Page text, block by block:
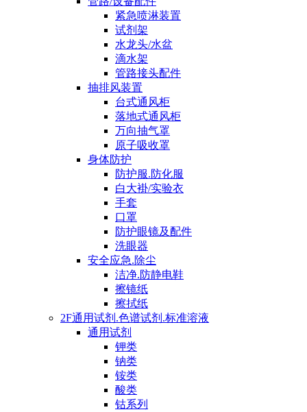
紧急喷淋装置
试剂架
水龙头/水盆
滴水架
管路接头配件
抽排风装置
台式通风柜
落地式通风柜
万向抽气罩
原子吸收罩
身体防护
防护服.防化服
白大褂/实验衣
手套
口罩
防护眼镜及配件
洗眼器
安全应急.除尘
洁净.防静电鞋
擦镜纸
擦拭纸
2F通用试剂.色谱试剂.标准溶液
通用试剂
钾类
钠类
铵类
酸类
钴系列